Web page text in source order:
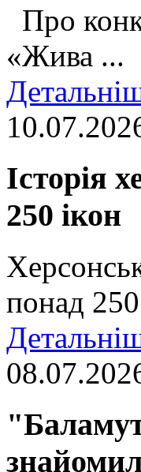
Про
«Жива ...
Історія
250 ікон
понад